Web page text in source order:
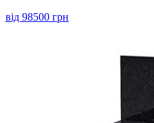
від 98500 грн